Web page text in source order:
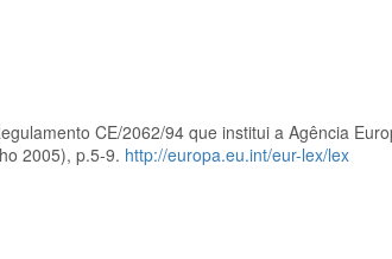
CE/2062/94 que institui a Agência
2005), p.5-9. http://europa.eu.int/eur-lex/lex